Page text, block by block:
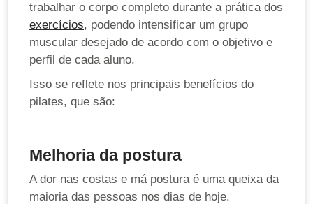
trabalhar o corpo completo durante a prática dos
exercícios, podendo intensificar um grupo
muscular desejado de acordo com o objetivo e
perfil de cada aluno.
Isso se reflete nos principais benefícios do
pilates, que são:
Melhoria da postura
A dor nas costas e má postura é uma queixa da
maioria das pessoas nos dias de hoje.